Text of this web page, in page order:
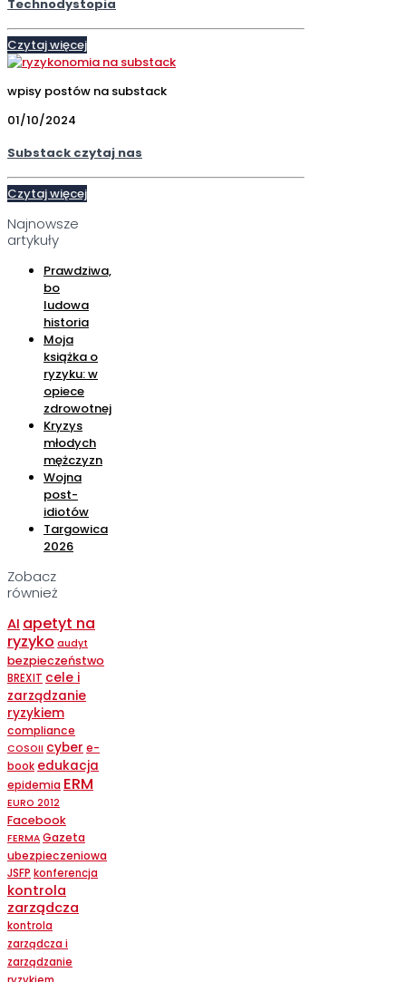
Technodystopia
Czytaj więcej
wpisy postów na substack
01/10/2024
Substack czytaj nas
Czytaj więcej
Najnowsze
artykuły
Prawdziwa,
bo
ludowa
historia
Moja
książka o
ryzyku: w
opiece
zdrowotnej
Kryzys
młodych
mężczyzn
Wojna
post-
idiotów
Targowica
2026
Zobacz
również
AI apetyt na
ryzyko audyt
bezpieczeństwo
BREXIT cele i
zarządzanie
ryzykiem
compliance
COSOII cyber e-
book edukacja
epidemia ERM
EURO 2012
Facebook
FERMA Gazeta
ubezpieczeniowa
JSFP konferencja
kontrola
zarządcza
kontrola
zarządcza i
zarządzanie